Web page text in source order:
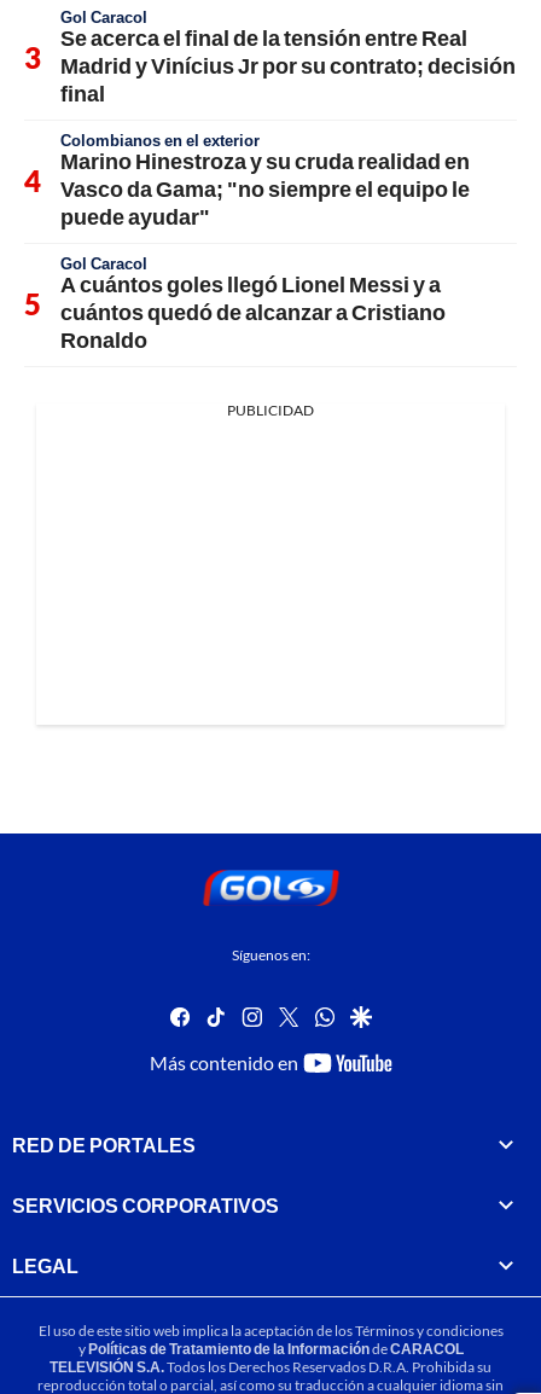
Gol Caracol
Se acerca el final de la tensión entre Real
Madrid y Vinícius Jr por su contrato; decisión
final
Colombianos en el exterior
Marino Hinestroza y su cruda realidad en
Vasco da Gama; "no siempre el equipo le
puede ayudar"
Gol Caracol
A cuántos goles llegó Lionel Messi y a
cuántos quedó de alcanzar a Cristiano
Ronaldo
PUBLICIDAD
Síguenos en:
facebook
tiktok instagram
twitterwhatsapp
google
Más contenido en
youtube-
RED DE PORTALES
SERVICIOS CORPORATIVOS
LEGAL
El uso de este sitio web implica la aceptación de losTérminos y condiciones
yPolíticas de Tratamiento de la InformacióndeCARACOL
TELEVISIÓN S.A.Todos los Derechos Reservados D.R.A. Prohibida su
reproducción total o parcial, así como su traducción a cualquier idioma sin